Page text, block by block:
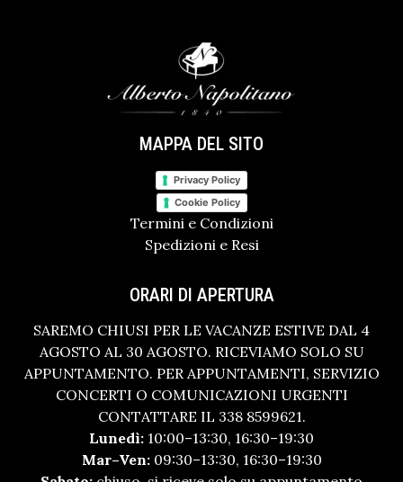
MAPPA DEL SITO
Privacy Policy
Cookie Policy
Termini e Condizioni
Spedizioni e Resi
ORARI DI APERTURA
SAREMO CHIUSI PER LE VACANZE ESTIVE DAL 4
AGOSTO AL 30 AGOSTO. RICEVIAMO SOLO SU
APPUNTAMENTO. PER APPUNTAMENTI, SERVIZIO
CONCERTI O COMUNICAZIONI URGENTI
CONTATTARE IL 338 8599621.
Lunedì: 10:00–13:30, 16:30–19:30
Mar–Ven:09:30–13:30, 16:30–19:30